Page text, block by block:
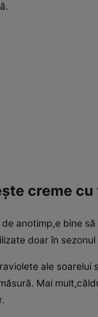
creme
anotimp,e bine
doar în sezonul
ale
Mai